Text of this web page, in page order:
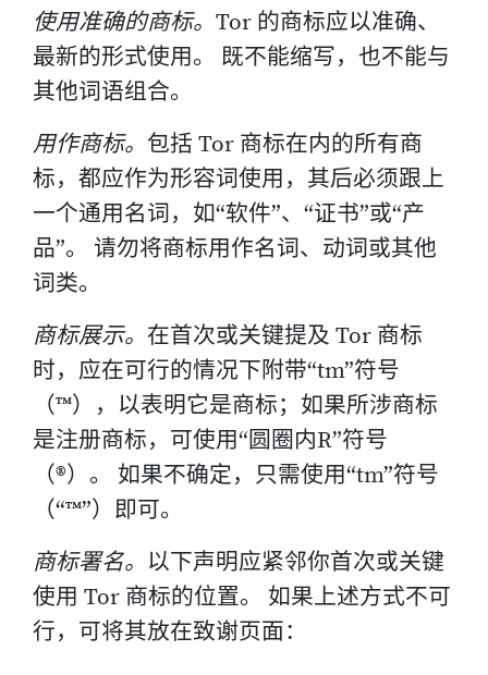
使用准确的商标。 Tor 的商标应以准确、
最新的形式使用。 既不能缩写，也不能与
其他词语组合。
用作商标。 包括 Tor 商标在内的所有商
标，都应作为形容词使用，其后必须跟上
一个通用名词，如“软件”、“证书”或“产
品”。 请勿将商标用作名词、动词或其他
词类。
商标展示。 在首次或关键提及 Tor 商标
时，应在可行的情况下附带“tm”符号
（™），以表明它是商标；如果所涉商标
是注册商标，可使用“圆圈内R”符号
（®）。 如果不确定，只需使用“tm”符号
（“™”）即可。
商标署名。 以下声明应紧邻你首次或关键
使用 Tor 商标的位置。 如果上述方式不可
行，可将其放在致谢页面：